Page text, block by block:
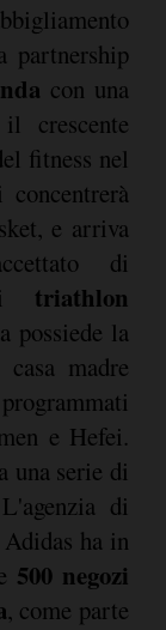
partnership
con una
crescente
fitness nel
e arriva
di
triathlon
possiede la
casa madre
e Hefei.
una serie di
di
ha in
500 negozi
, come parte